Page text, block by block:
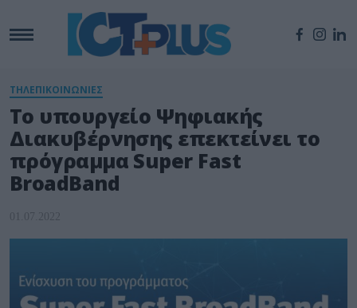
ΤΗΛΕΠΙΚΟΙΝΩΝΙΕΣ
Το υπουργείο Ψηφιακής
Διακυβέρνησης επεκτείνει το
πρόγραμμα Super Fast
BroadBand
01.07.2022